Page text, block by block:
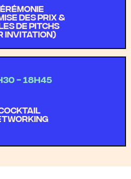
des prix &
de Pitchs
invitation)
- 18H45